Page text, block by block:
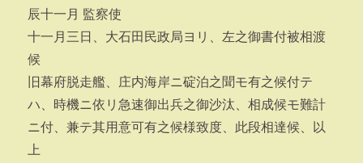
辰十一月 監察使
十一月三日、大石田民政局ヨリ、左之御書付被相渡
候
旧幕府脱走艦、庄内海岸ニ碇泊之聞モ有之候付テ
ハ、時機ニ依リ急速御出兵之御沙汰、相成候モ難計
ニ付、兼テ其用意可有之候様致度、此段相達候、以
上